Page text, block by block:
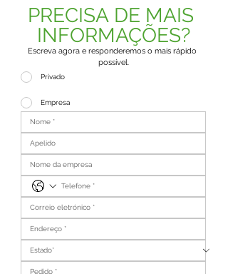
PRECISA DE MAIS
INFORMAÇÕES?
Escreva agora e responderemos o mais rápido
possível.
Privado
Empresa